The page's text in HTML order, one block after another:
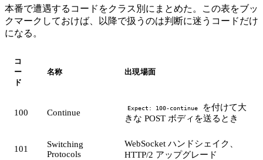
本番で遭遇するコードをクラス別にまとめた。この表をブッ
クマークしておけば、以降で扱うのは判断に迷うコードだけ
になる。
コ
ー
ド
名称 出現場面
100 Continue Expect: 100-continue
を付けて大
きな POST ボディを送るとき
101
Switching
Protocols
WebSocket ハンドシェイク、
HTTP/2 アップグレード